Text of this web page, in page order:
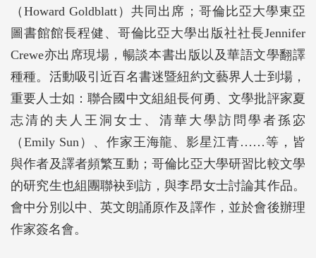
（Howard Goldblatt）共同出席；哥倫比亞大學東亞
圖書館館長程健、哥倫比亞大學出版社社長Jennifer
Crewe亦出席現場，暢談本書出版以及華語文學翻譯
種種。活動吸引近百名書迷暨紐約文藝界人士到場，
重要人士如：聯合國中文組組長何勇、文學批評家夏
志清的夫人王洞女士、清華大學訪問學者孫宓
（Emily Sun）、作家王海龍、影星江青……等，皆
與作者及譯者頻繁互動；哥倫比亞大學研習比較文學
的研究生也組團聯袂到訪，與李昂女士討論其作品。
會中分別以中、英文朗誦原作及譯作，並於會後辦理
作家簽名會。